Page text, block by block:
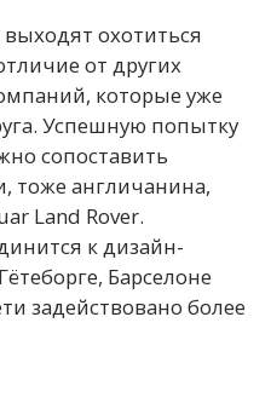
охотиться
от других
которые уже
Успешную попытку
сопоставить
тоже англичанина,
Land Rover.
к дизайн-
Барселоне
задействовано более